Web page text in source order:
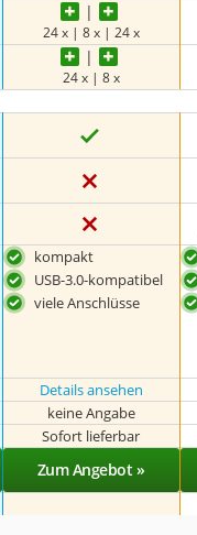
24 x | 8 x | 24 x
24 x | 8 x
kompakt
USB-3.0-kompatibel
viele Anschlüsse
Details ansehen
keine Angabe
Sofort lieferbar
Zum Angebot »